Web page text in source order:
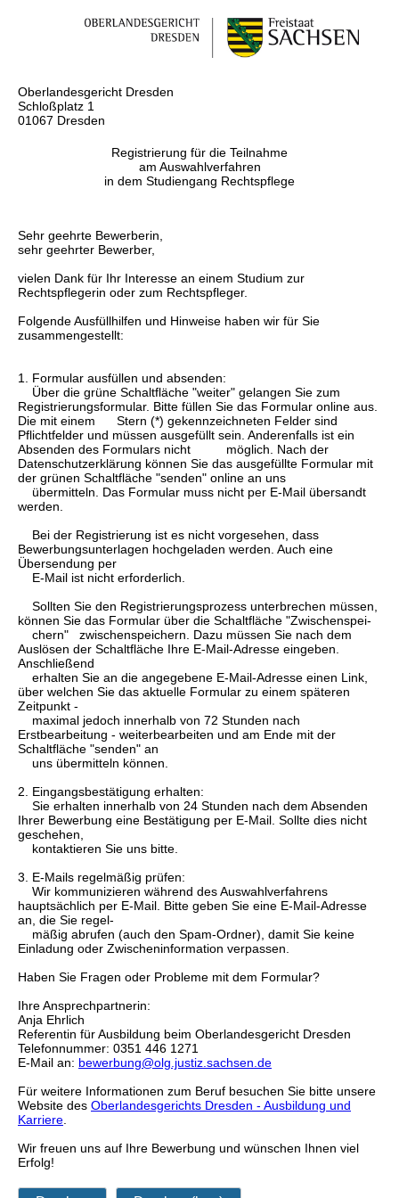
Oberlandesgericht Dresden
Schloßplatz 1
01067 Dresden
Registrierung für die Teilnahme
am Auswahlverfahren
in dem Studiengang Rechtspflege
Sehr geehrte Bewerberin,
sehr geehrter Bewerber,
vielen Dank für Ihr Interesse an einem Studium zur
Rechtspflegerin oder zum Rechtspfleger.
Folgende Ausfüllhilfen und Hinweise haben wir für Sie
zusammengestellt:
1. Formular ausfüllen und absenden:
Über die grüne Schaltfläche "weiter" gelangen Sie zum
Registrierungsformular. Bitte füllen Sie das Formular online aus.
Die mit einem Stern (*) gekennzeichneten Felder sind
Pflichtfelder und müssen ausgefüllt sein. Anderenfalls ist ein
Absenden des Formulars nicht möglich. Nach der
Datenschutzerklärung können Sie das ausgefüllte Formular mit
der grünen Schaltfläche "senden" online an uns
übermitteln. Das Formular muss nicht per E-Mail übersandt
werden.
Bei der Registrierung ist es nicht vorgesehen, dass
Bewerbungsunterlagen hochgeladen werden. Auch eine
Übersendung per
E-Mail ist nicht erforderlich.
Sollten Sie den Registrierungsprozess unterbrechen müssen,
können Sie das Formular über die Schaltfläche "Zwischenspei-
chern" zwischenspeichern. Dazu müssen Sie nach dem
Auslösen der Schaltfläche Ihre E-Mail-Adresse eingeben.
Anschließend
erhalten Sie an die angegebene E-Mail-Adresse einen Link,
über welchen Sie das aktuelle Formular zu einem späteren
Zeitpunkt -
maximal jedoch innerhalb von 72 Stunden nach
Erstbearbeitung - weiterbearbeiten und am Ende mit der
Schaltfläche "senden" an
uns übermitteln können.
2. Eingangsbestätigung erhalten:
Sie erhalten innerhalb von 24 Stunden nach dem Absenden
Ihrer Bewerbung eine Bestätigung per E-Mail. Sollte dies nicht
geschehen,
kontaktieren Sie uns bitte.
3. E-Mails regelmäßig prüfen:
Wir kommunizieren während des Auswahlverfahrens
hauptsächlich per E-Mail. Bitte geben Sie eine E-Mail-Adresse
an, die Sie regel-
mäßig abrufen (auch den Spam-Ordner), damit Sie keine
Einladung oder Zwischeninformation verpassen.
Haben Sie Fragen oder Probleme mit dem Formular?
Ihre Ansprechpartnerin:
Anja Ehrlich
Referentin für Ausbildung beim Oberlandesgericht Dresden
Telefonnummer: 0351 446 1271
E-Mail an: bewerbung@olg.justiz.sachsen.de
Für weitere Informationen zum Beruf besuchen Sie bitte unsere
Website des Oberlandesgerichts Dresden - Ausbildung und
Karriere
Wir freuen uns auf Ihre Bewerbung und wünschen Ihnen viel
Erfolg!